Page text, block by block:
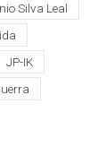
Silva Leal
JP-IK